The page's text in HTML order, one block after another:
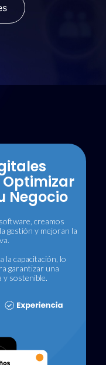
Negocio
creamos
gestión y mejoran la
la capacitación, lo
garantizar una
y sostenible.